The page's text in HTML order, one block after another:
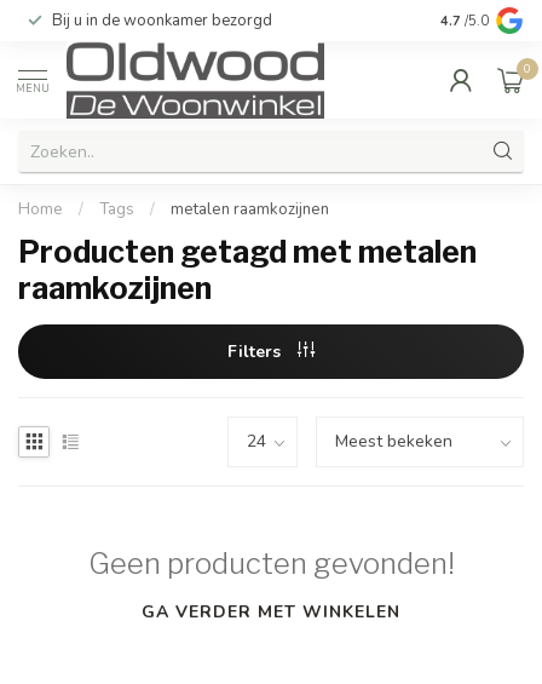
Bij u in de woonkamer bezorgd Kwaliteit &
4.7 /5.0
MENU
0
Home / Tags / metalen raamkozijnen
Producten getagd met metalen
raamkozijnen
Filters
Geen producten gevonden!
GA VERDER MET WINKELEN